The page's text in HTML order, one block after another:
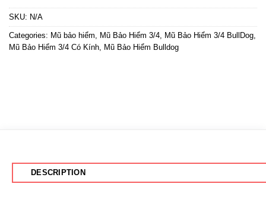
SKU: N/A
Categories: Mũ bảo hiểm, Mũ Bảo Hiểm 3/4, Mũ Bảo Hiểm 3/4 BullDog,
Mũ Bảo Hiểm 3/4 Có Kính, Mũ Bảo Hiểm Bulldog
DESCRIPTION